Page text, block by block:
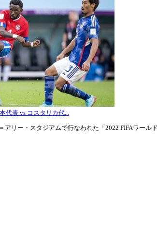
代表 vs コスタリカ代...
アリー・スタジアムで行なわれた「2022 FIFAワー